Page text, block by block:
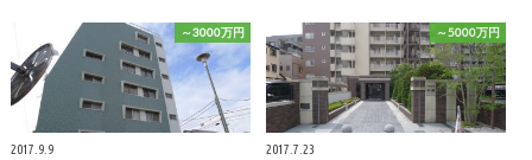
～3000万円
2017.9.9
～5000万円
2017.7.23